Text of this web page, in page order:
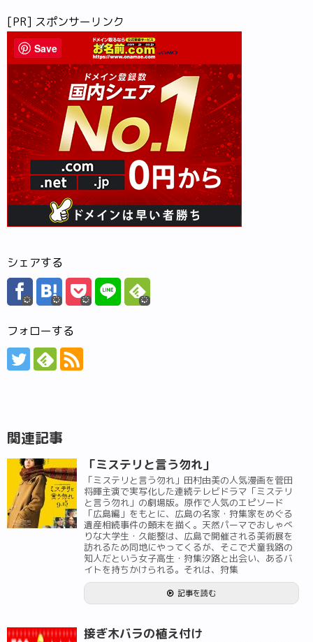
[PR] スポンサーリンク
シェアする
フォローする
関連記事
「ミステリと言う勿れ」
「ミステリと言う勿れ」田村由美の人気漫画を菅田
将暉主演で実写化した連続テレビドラマ「ミステリ
と言う勿れ」の劇場版。原作で人気のエピソード
「広島編」をもとに、広島の名家・狩集家をめぐる
遺産相続事件の顛末を描く。天然パーマでおしゃべ
りな大学生・久能整は、広島で開催される美術展を
訪れるため同地にやってくるが、そこで犬童我路の
知人だという女子高生・狩集汐路と出会い、あるバ
イトを持ちかけられる。それは、狩集
記事を読む
接ぎ木バラの植え付け
Save